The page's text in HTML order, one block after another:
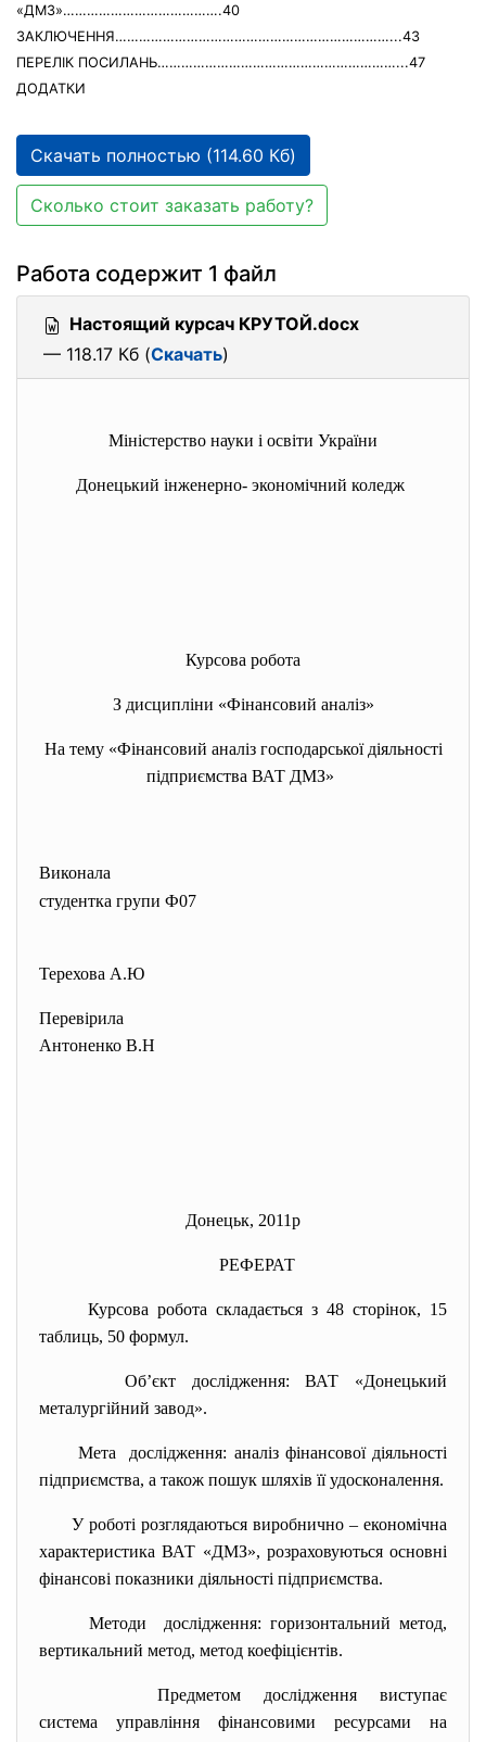
«ДМЗ»………………………………….40
ЗАКЛЮЧЕННЯ……………………………………………………………...43
ПЕРЕЛІК ПОСИЛАНЬ……………………………………………………...47
ДОДАТКИ
Скачать полностью (114.60 Кб)
Сколько стоит заказать работу?
Работа содержит 1 файл
Настоящий курсач КРУТОЙ.docx
— 118.17 Кб (Скачать)
Міністерство науки і освіти України
Донецький інженерно- экономічний коледж
Курсова робота
З дисципліни «Фінансовий аналіз»
На тему «Фінансовий аналіз господарської діяльності
підприємства ВАТ ДМЗ»
Виконала
студентка групи Ф07
Терехова А.Ю
Перевірила
Антоненко В.Н
Донецьк, 2011р
РЕФЕРАТ
Курсова робота складається з 48 сторінок, 15
таблиць, 50 формул.
Об’єкт дослідження: ВАТ «Донецький
металургійний завод».
Мета дослідження: аналіз фінансової діяльності
підприємства, а також пошук шляхів її удосконалення.
У роботі розглядаються виробнично – економічна
характеристика ВАТ «ДМЗ», розраховуються основні
фінансові показники діяльності підприємства.
Методи дослідження: горизонтальний метод,
вертикальний метод, метод коефіцієнтів.
Предметом дослідження виступає
система управління фінансовими ресурсами на